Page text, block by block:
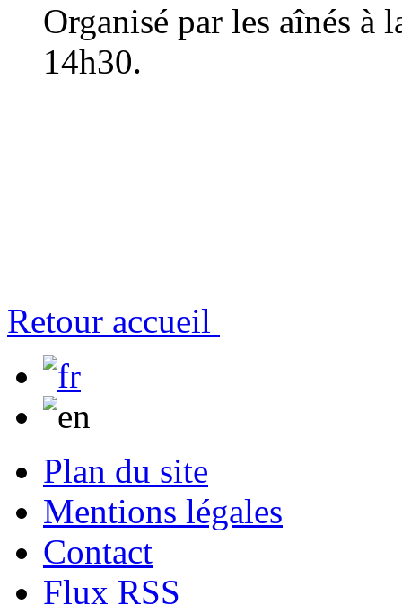
Organisé par les aînés à
14h30.
Retour accueil
Plan du site
Mentions légales
Contact
Flux RSS